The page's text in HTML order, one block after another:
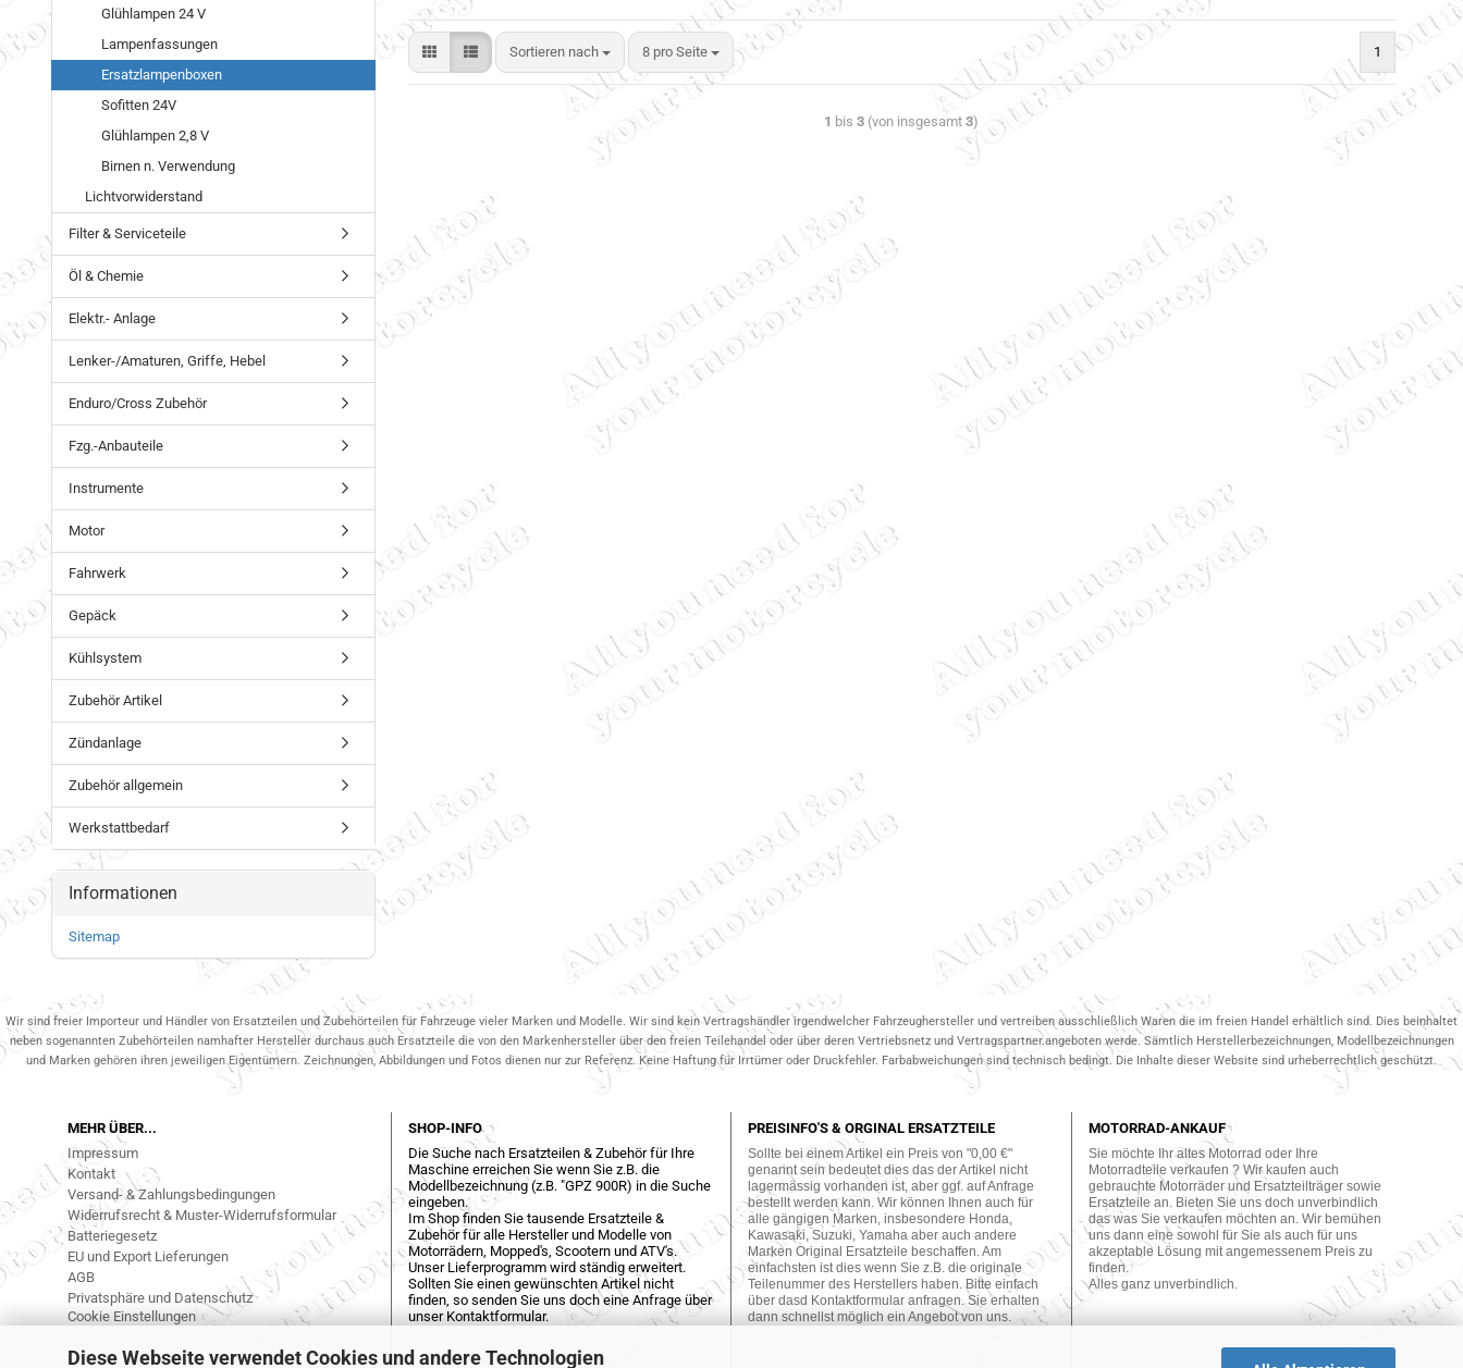
Diese Webseite verwendet Cookies und andere Technologien
Sortieren nach 8 pro Seite 1
1 bis3 (von insgesamt3)
Glühlampen 24 V
Lampenfassungen
Ersatzlampenboxen
Sofitten 24V
Glühlampen 2,8 V
Birnen n. Verwendung
Lichtvorwiderstand
Filter & Serviceteile
Öl & Chemie
Elektr.- Anlage
Lenker-/Amaturen, Griffe, Hebel
Enduro/Cross Zubehör
Fzg.-Anbauteile
Instrumente
Motor
Fahrwerk
Gepäck
Kühlsystem
Zubehör Artikel
Zündanlage
Zubehör allgemein
Werkstattbedarf
Informationen
Sitemap
Wir sind freier Importeur und Händler von Ersatzteilen und Zubehörteilen für Fahrzeuge vieler Marken und Modelle. Wir sind kein Vertragshändler irgendwelcher Fahrzeughersteller und vertreiben ausschließlich Waren die im freien Handel erhältlich sind. Dies beinhaltet
neben sogenannten Zubehörteilen namhafter Hersteller durchaus auch Ersatzteile die von den Markenhersteller über den freien Teilehandel oder über deren Vertriebsnetz und Vertragspartner.angeboten werde. Sämtlich Herstellerbezeichnungen, Modellbezeichnungen
und Marken gehören ihren jeweiligen Eigentümern. Zeichnungen, Abbildungen und Fotos dienen nur zur Referenz. Keine Haftung für Irrtümer oder Druckfehler. Farbabweichungen sind technisch bedingt. Die Inhalte dieser Website sind urheberrechtlich geschützt.
MEHR ÜBER...
Impressum
Kontakt
Versand- & Zahlungsbedingungen
Widerrufsrecht & Muster-Widerrufsformular
Batteriegesetz
EU und Export Lieferungen
AGB
Privatsphäre und Datenschutz
Cookie Einstellungen
SHOP-INFO
Die Suche nach Ersatzteilen & Zubehör für Ihre
Maschine erreichen Sie wenn Sie z.B. die
Modellbezeichnung (z.B. "GPZ 900R) in die Suche
eingeben.
Im Shop finden Sie tausende Ersatzteile &
Zubehör für alle Hersteller und Modelle von
Motorrädern, Mopped's, Scootern und ATV's.
Unser Lieferprogramm wird ständig erweitert.
Sollten Sie einen gewünschten Artikel nicht
finden, so senden Sie uns doch eine Anfrage über
unser Kontaktformular.
PREISINFO'S & ORGINAL ERSATZTEILE
Sollte bei einem Artikel ein Preis von "0,00 €"
genannt sein bedeutet dies das der Artikel nicht
lagermässig vorhanden ist, aber ggf. auf Anfrage
bestellt werden kann. Wir können Ihnen auch für
alle gängigen Marken, insbesondere Honda,
Kawasaki, Suzuki, Yamaha aber auch andere
Marken Original Ersatzteile beschaffen. Am
einfachsten ist dies wenn Sie z.B. die originale
Teilenummer des Herstellers haben. Bitte einfach
über dasd Kontaktformular anfragen. Sie erhalten
dann schnellst möglich ein Angebot von uns.
MOTORRAD-ANKAUF
Sie möchte Ihr altes Motorrad oder Ihre
Motorradteile verkaufen ? Wir kaufen auch
gebrauchte Motorräder und Ersatzteilträger sowie
Ersatzteile an. Bieten Sie uns doch unverbindlich
das was Sie verkaufen möchten an. Wir bemühen
uns dann eine sowohl für Sie als auch für uns
akzeptable Lösung mit angemessenem Preis zu
finden.
Alles ganz unverbindlich.